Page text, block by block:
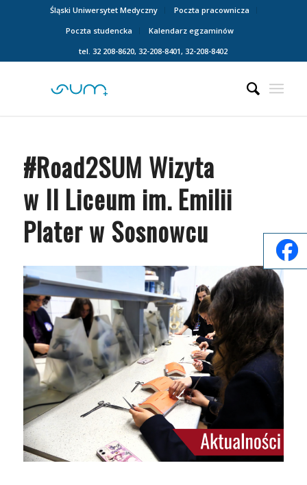
Śląski Uniwersytet Medyczny
Poczta pracownicza
Poczta studencka
Kalendarz egzaminów
tel. 32 208-8620, 32-208-8401, 32-208-8402
#Road2SUM Wizyta
w II Liceum im. Emilii
Plater w Sosnowcu